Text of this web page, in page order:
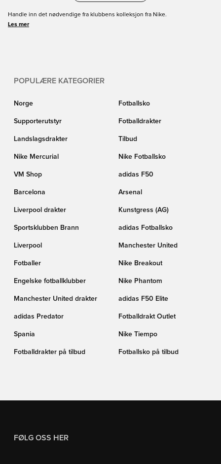
Handle inn det nødvendige fra klubbens kolleksjon fra Nike.
Les mer
POPULÆRE KATEGORIER
Norge Fotballsko
Supporterutstyr Fotballdrakter
Landslagsdrakter Tilbud
Nike Mercurial Nike Fotballsko
VM Shop adidas F50
Barcelona Arsenal
Liverpool drakter Kunstgress (AG)
Sportsklubben Brann adidas Fotballsko
Liverpool Manchester United
Fotballer Nike Breakout
Engelske fotballklubber Nike Phantom
Manchester United drakter adidas F50 Elite
adidas Predator Fotballdrakt Outlet
Spania Nike Tiempo
Fotballdrakter på tilbud Fotballsko på tilbud
FØLG OSS HER